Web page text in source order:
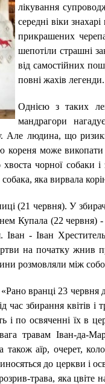
лікування
середні віки
прикрашених
шепотіли страшні
від самостійних
повні жахів легенди.
Однією з таких
мандрагори
Але людина, що
кореня може
чорної собаки
яка вирвала
(21 червня). У
​​Купала (22 червня)
Іван - Іван
на початку жнив
розмовляли між
вранці 23 червня
збирання квітів і
по освяченні їх в
травам Іван-да-
також аїр, очерет,
до церкви і
трава, яка